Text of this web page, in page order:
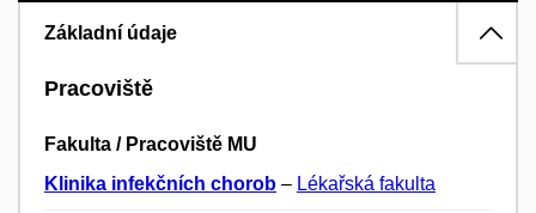
Základní údaje
Pracoviště
Fakulta / Pracoviště MU
Klinika infekčních chorob – Lékařská fakulta